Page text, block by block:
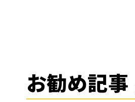
お勧め記事